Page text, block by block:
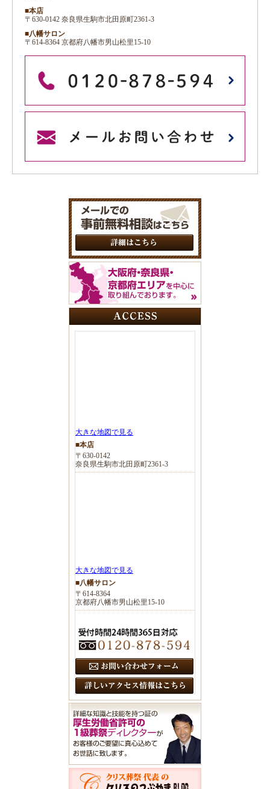
■本店
〒630-0142 奈良県生駒市北田原町2361-3
■八幡サロン
〒614-8364 京都府八幡市男山松里15-10
大きな地図で見る
■本店
〒630-0142
奈良県生駒市北田原町2361-3
大きな地図で見る
■八幡サロン
〒614-8364
京都府八幡市男山松里15-10